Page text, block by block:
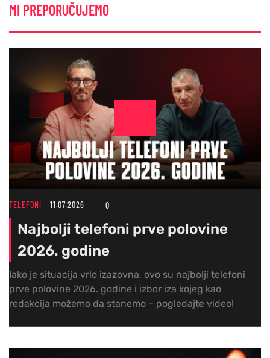
MI PREPORUČUJEMO
TELEFONI 11.07.2026 0
Najbolji telefoni prve polovine
2026. godine
Iako je situacija vrlo izazovna, ovo su najbolji telefoni
prve polovine 2026. godine i izbor iza kojeg kao
redakcija možemo da stanemo – pogledajte video!